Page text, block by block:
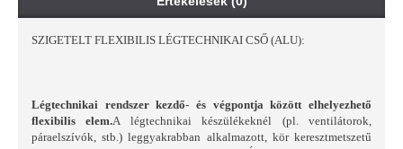
SZIGETELT FLEXIBILIS LÉGTECHNIKAI CSŐ (ALU):
Légtechnikai rendszer kezdő- és végpontja között elhelyezhető
flexibilis elem.A légtechnikai készülékeknél (pl. ventilátorok,
páraelszívók, stb.) leggyakrabban alkalmazott, kör keresztmetszetű